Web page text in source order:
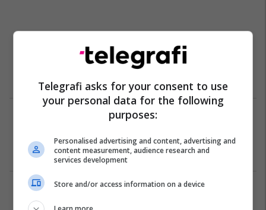
Pagë marramendëse për kujdestare
punuan për këtë arsye (Foto)
Fun Lajme 14/06/2017
Telegrafi asks for your consent to use
your personal data for the following
purposes:
Personalised advertising and content, advertising and
content measurement, audience research and
services development
Store and/or access information on a device